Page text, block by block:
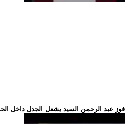
.. فوز عبد الرحمن السيد يشعل الجدل داخل